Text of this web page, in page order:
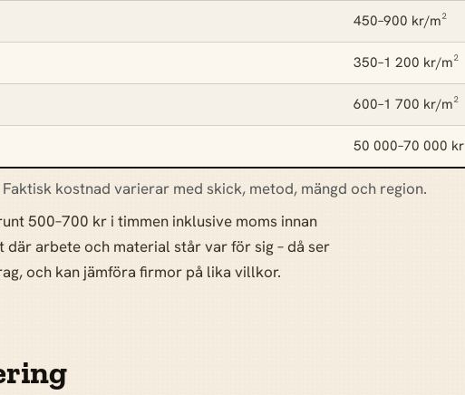
kostnad varierar med skick, metod, mängd och region.
450–900 kr/m²
350–1 200 kr/m²
600–1 700 kr/m²
50 000–70 000 kr
500–700 kr i timmen inklusive moms innan
där arbete och material står var för sig – då ser
och kan jämföra firmor på lika villkor.